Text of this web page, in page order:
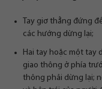
Tay giơ thẳng đứng
các hướng dừng lại;
Hai tay hoặc một tay
giao thông ở phía
thông phải dừng lại;